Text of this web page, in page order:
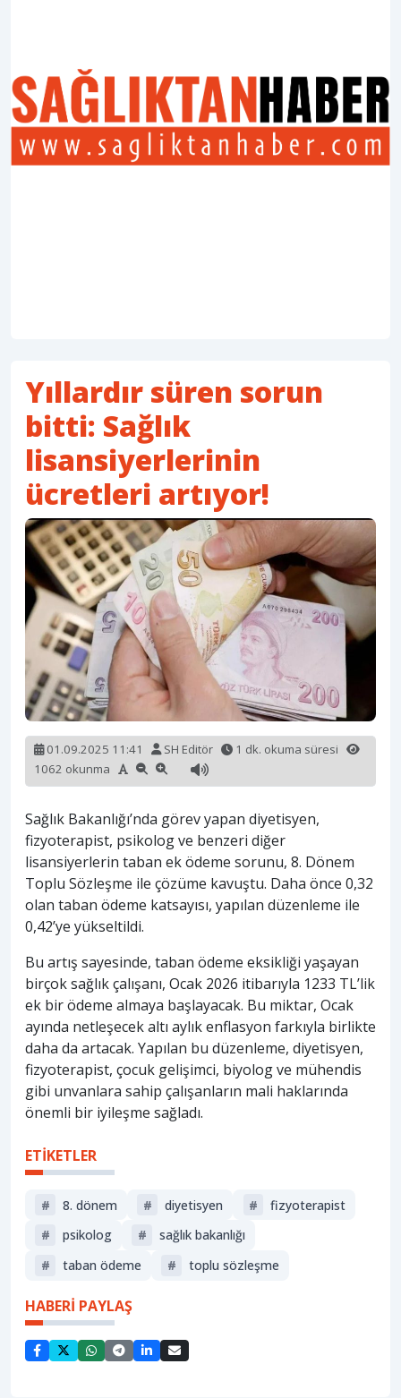
Yıllardır süren sorun
bitti: Sağlık
lisansiyerlerinin
ücretleri artıyor!
01.09.2025 11:41 SH Editör
1 dk. okuma süresi
1062 okunma
Sağlık Bakanlığı’nda görev yapan diyetisyen,
fizyoterapist, psikolog ve benzeri diğer
lisansiyerlerin taban ek ödeme sorunu, 8. Dönem
Toplu Sözleşme ile çözüme kavuştu. Daha önce 0,32
olan taban ödeme katsayısı, yapılan düzenleme ile
0,42’ye yükseltildi.
Bu artış sayesinde, taban ödeme eksikliği yaşayan
birçok sağlık çalışanı, Ocak 2026 itibarıyla 1233 TL’lik
ek bir ödeme almaya başlayacak. Bu miktar, Ocak
ayında netleşecek altı aylık enflasyon farkıyla birlikte
daha da artacak. Yapılan bu düzenleme, diyetisyen,
fizyoterapist, çocuk gelişimci, biyolog ve mühendis
gibi unvanlara sahip çalışanların mali haklarında
önemli bir iyileşme sağladı.
ETİKETLER
# 8. dönem # diyetisyen #
fizyoterapist
#
psikolog #
sağlik bakanliği
#
taban ödeme # toplu sözleşme
HABERİ PAYLAŞ